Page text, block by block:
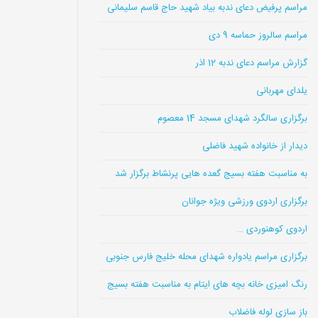
مراسم پرفیض دعای ندبه بیاد شهید حاج قاسم سلیمانی
مراسم سالروز حماسه 9 دی
گزارش مراسم دعای ندبه 12 اذر
یلدای مهربانی
برگزاری سالگرد شهدای مسجد 14 معصوم
دیدار از خانواده شهید فاضلی
به مناسبت هفته بسیج گعده هایی پرنشاط برگزار شد
برگزاری اردوی ورزشی ویژه جوانان
اردوی کوهنوردی …
برگزاری مراسم یادواره شهدای محله خلیج فارس جنوبی
رنگ امیزی خانه بچه های ایتام به مناسبت هفته بسیج
باز سازی لوله فاضلاب